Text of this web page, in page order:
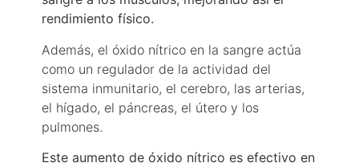
rendimiento físico.
Además, el óxido nítrico en la sangre actúa
como un regulador de la actividad del
sistema inmunitario, el cerebro, las arterias,
el hígado, el páncreas, el útero y los
pulmones.
Este aumento de óxido nítrico es efectivo en